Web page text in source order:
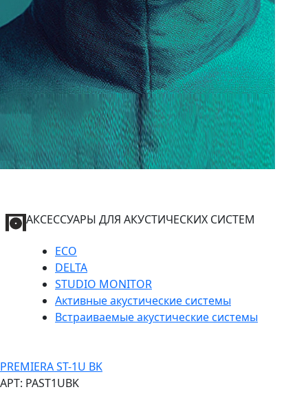
АКСЕССУАРЫ ДЛЯ АКУСТИЧЕСКИХ СИСТЕМ
ECO
DELTA
STUDIO MONITOR
Активные акустические системы
Встраиваемые акустические системы
PREMIERA ST-1U BK
АРТ: PAST1UBK